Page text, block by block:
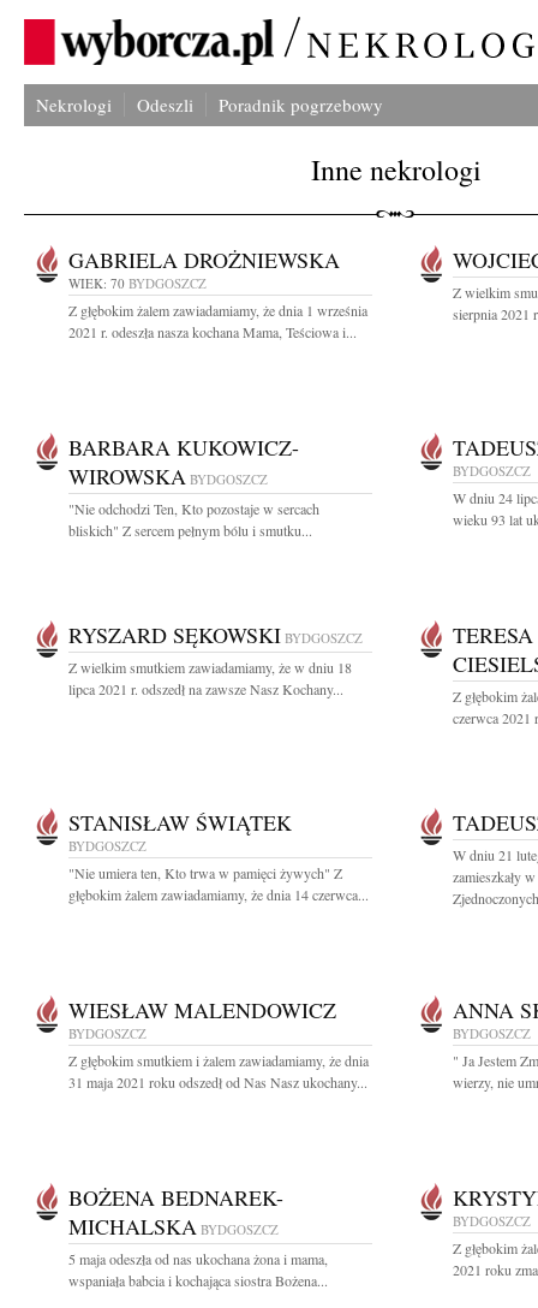
Nekrologi Odeszli Poradnik pogrzebowy
Inne nekrologi
GABRIELA DROŻNIEWSKA
WIEK: 70 BYDGOSZCZ
Z głębokim żalem zawiadamiamy, że dnia 1 września
2021 r. odeszła nasza kochana Mama, Teściowa i...
Z wielkim
sierpnia 2021
BARBARA KUKOWICZ-
WIROWSKA BYDGOSZCZ
"Nie odchodzi Ten, Kto pozostaje w sercach
bliskich" Z sercem pełnym bólu i smutku...
BYDGOSZCZ
W dniu 24
wieku 93 lat
RYSZARD SĘKOWSKI BYDGOSZCZ
Z wielkim smutkiem zawiadamiamy, że w dniu 18
lipca 2021 r. odszedł na zawsze Nasz Kochany...
Z głębokim
czerwca 2021
STANISŁAW ŚWIĄTEK
BYDGOSZCZ
"Nie umiera ten, Kto trwa w pamięci żywych" Z
głębokim żalem zawiadamiamy, że dnia 14 czerwca...
W dniu 21
zamieszkały
WIESŁAW MALENDOWICZ
BYDGOSZCZ
Z głębokim smutkiem i żalem zawiadamiamy, że dnia
31 maja 2021 roku odszedł od Nas Nasz ukochany...
ANNA
BYDGOSZCZ
" Ja Jestem
wierzy, nie
BOŻENA BEDNAREK-
MICHALSKA BYDGOSZCZ
5 maja odeszła od nas ukochana żona i mama,
wspaniała babcia i kochająca siostra Bożena...
BYDGOSZCZ
Z głębokim
2021 roku